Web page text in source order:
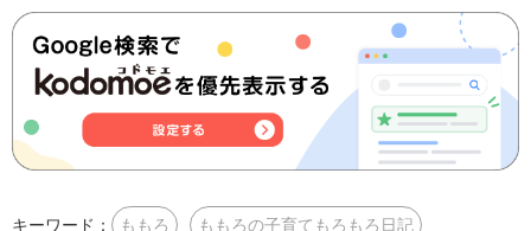
キーワード： ももろ ももろの子育てもろもろ日記